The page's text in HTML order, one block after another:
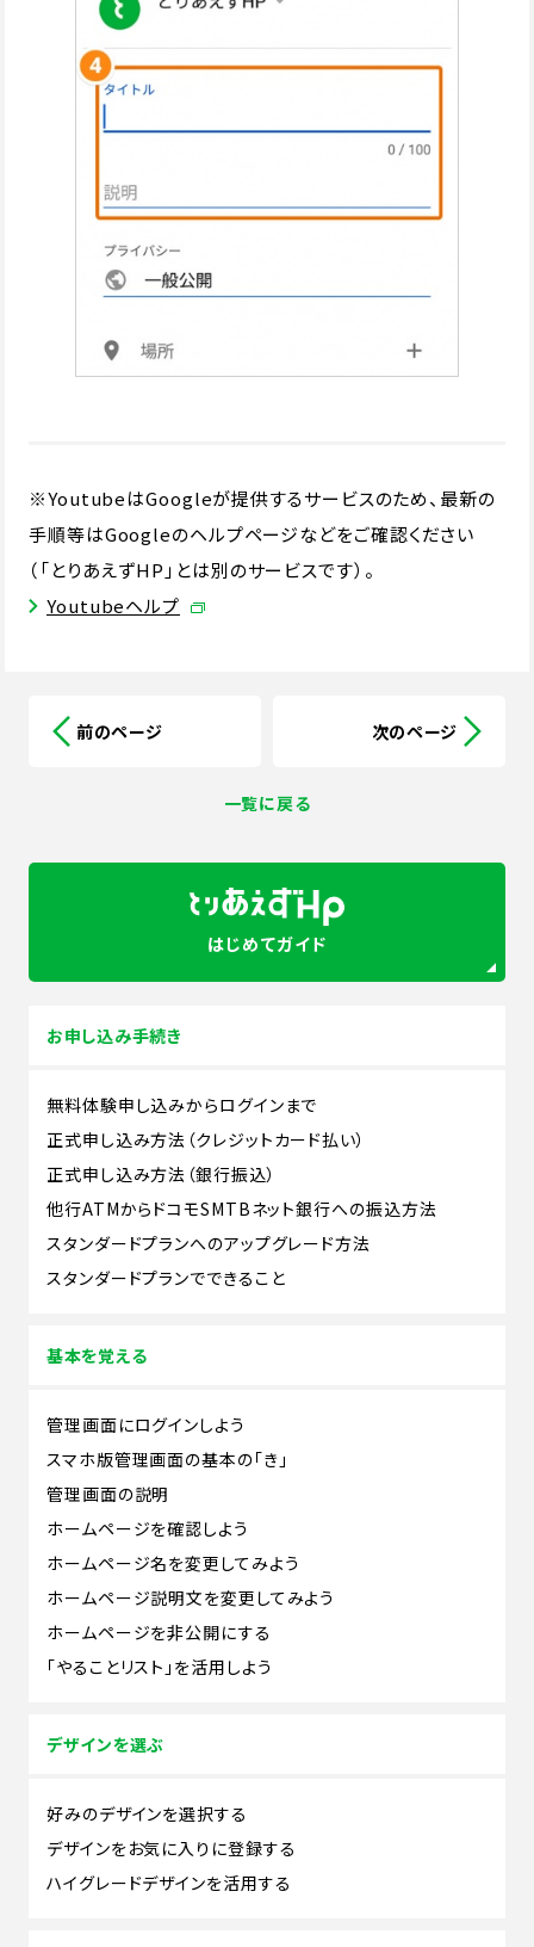
※YoutubeはGoogleが提供するサービスのため、最新の
手順等はGoogleのヘルプページなどをご確認ください
（「とりあえずHP」とは別のサービスです）。
Youtubeヘルプ
前のページ
一覧に戻る
次のページ
はじめてガイド
お申し込み手続き
無料体験申し込みからログインまで
正式申し込み方法（クレジットカード払い）
正式申し込み方法（銀行振込）
他行ATMからドコモSMTBネット銀行への振込方法
スタンダードプランへのアップグレード方法
スタンダードプランでできること
基本を覚える
管理画面にログインしよう
スマホ版管理画面の基本の「き」
管理画面の説明
ホームページを確認しよう
ホームページ名を変更してみよう
ホームページ説明文を変更してみよう
ホームページを非公開にする
「やることリスト」を活用しよう
デザインを選ぶ
好みのデザインを選択する
デザインをお気に入りに登録する
ハイグレードデザインを活用する